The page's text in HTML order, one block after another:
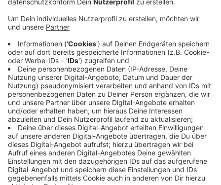
den Rost wirbeln, damit wieder alles glänzt. Soll um
die 100 Dollar kosten. Die Kommentare im Netz sind
gemischt. Manche sind happy andere wiederum sagen:
Anzeige
Luxus-Grillkohle aus Japan
Anzeige
Binchotan ist Holzkohle aus Japan und angeblich die
teuerste der Welt. Sie soll fast ohne Geruch und
Rauch verbrennen. Holz wird bei etwa 1000 Grad
verkohlt und dabei entsteht dieser Brennstoff. Nichts